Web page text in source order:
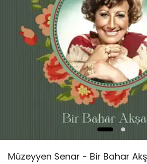
Müzeyyen Senar - Bir Bahar